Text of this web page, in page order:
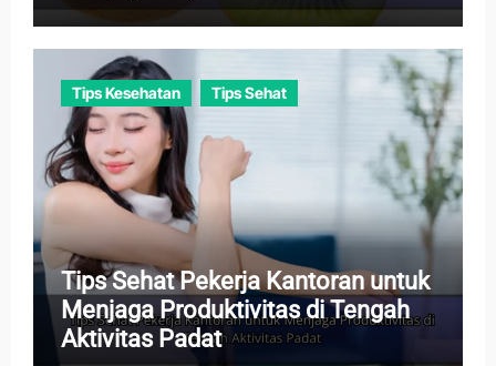
Tips Kesehatan Tips Sehat
Tips Sehat Pekerja Kantoran untuk
Menjaga Produktivitas di Tengah
Aktivitas Padat